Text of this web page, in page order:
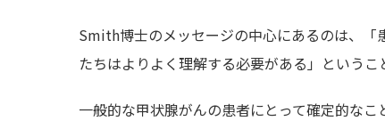
Smith博士のメッセージの中心にあるのは、
たちはよりよく理解する必要がある」というこ
一般的な甲状腺がんの患者にとって確定的な